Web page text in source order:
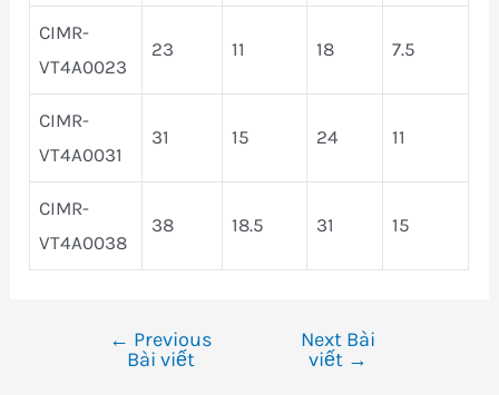
CIMR-
VT4A0023
23 11 18 7.5
CIMR-
VT4A0031
31 15 24 11
CIMR-
VT4A0038
38 18.5 31 15
← Previous
Bài viết
Next Bài
viết →